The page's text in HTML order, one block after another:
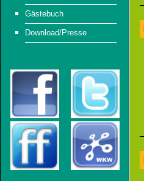
Gästebuch
Download/Presse